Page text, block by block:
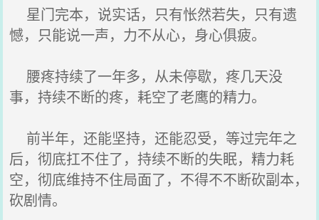
星门完本，说实话，只有怅然若失，只有遗
憾，只能说一声，力不从心，身心俱疲。
腰疼持续了一年多，从未停歇，疼几天没
事，持续不断的疼，耗空了老鹰的精力。
前半年，还能坚持，还能忍受，等过完年之
后，彻底扛不住了，持续不断的失眠，精力耗
空，彻底维持不住局面了，不得不不断砍副本，
砍剧情。